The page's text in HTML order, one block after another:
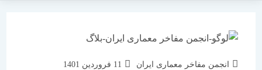
انجمن مفاخر معماری ایران
نوشته
11 فروردین 1401